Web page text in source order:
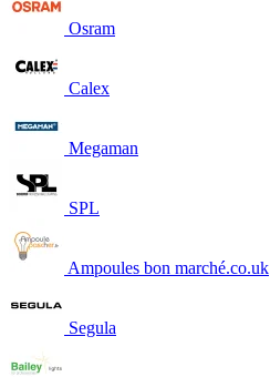
Osram
Calex
Megaman
SPL
Ampoules bon marché.co.uk
Segula